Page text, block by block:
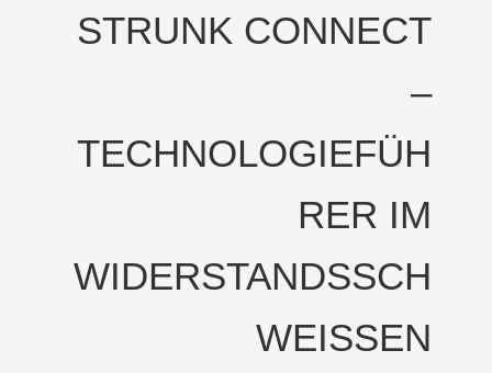
STRUNK CONNECT
–
TECHNOLOGIEFÜH
RER IM
WIDERSTANDSSCH
WEISSEN